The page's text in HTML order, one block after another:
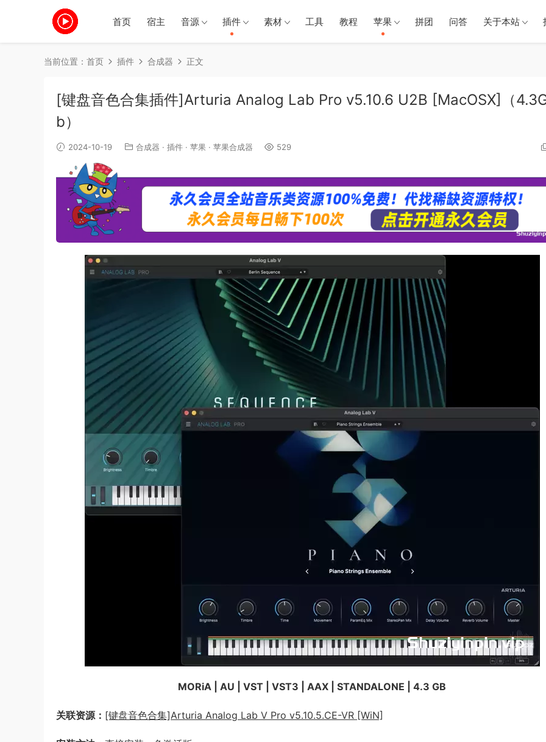
首页 宿主 音源 插件 素材 工具 教程 苹果 拼团 问答 关于本站
当前位置： 首页 插件 合成器 正文
[键盘音色合集插件]Arturia Analog Lab Pro v5.10.6 U2B [MacOSX]（
b）
2024-10-19 合成器 · 插件 · 苹果 · 苹果合成器 529
MORiA | AU | VST | VST3 | AAX | STANDALONE | 4.3 GB
关联资源： [键盘音色合集]Arturia Analog Lab V Pro v5.10.5.CE-VR [WiN]